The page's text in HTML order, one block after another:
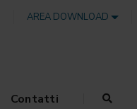
AREA DOWNLOAD
Contatti